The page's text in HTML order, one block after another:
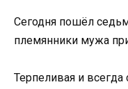
Сегодня пошёл
племянники мужа
Терпеливая и